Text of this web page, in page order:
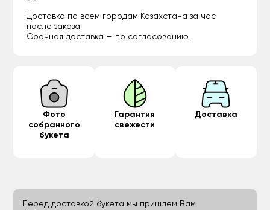
Доставка по всем городам Казахстана за час
после заказа
Срочная доставка — по согласованию.
Фото
собранного
букета
Гарантия
свежести
Доставка
Перед доставкой букета мы пришлем Вам